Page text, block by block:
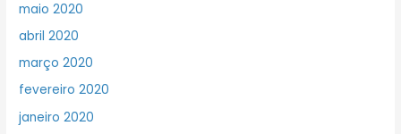
maio 2020
abril 2020
março 2020
fevereiro 2020
janeiro 2020